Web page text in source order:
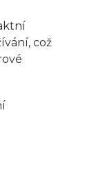
což